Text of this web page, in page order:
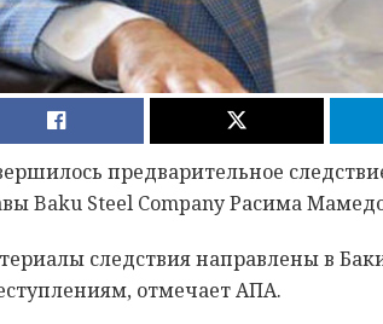
предварительное
Baku Steel Company Расима
следствия направлены в
отмечает АПА.